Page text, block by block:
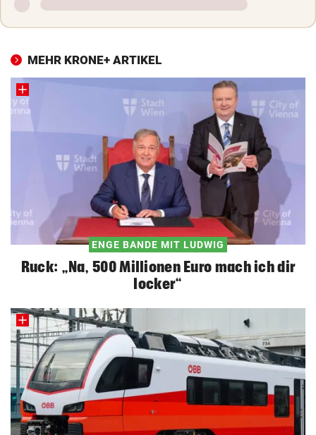
MEHR KRONE+ ARTIKEL
ENGE BANDE MIT LUDWIG
Ruck: „Na, 500 Millionen Euro mach ich dir
locker“